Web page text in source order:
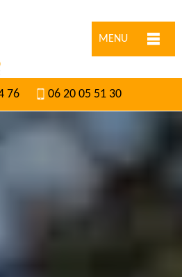
MENU
76 06 20 05 51 30